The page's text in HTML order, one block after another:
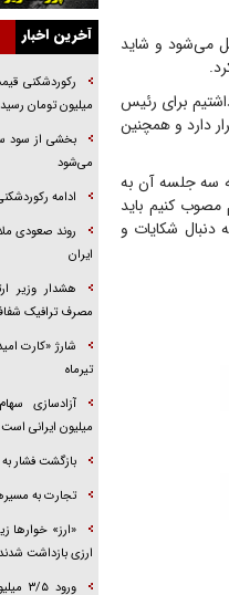
می‌شود و شاید
برای رئیس
دارد و همچنین
که سه جلسه آن به
کنیم باید
دنبال شکایات و
گفت‌وگو با
معنوی رهبر شهید را
همه آقای دوربینی
قصه ناتمام
آیا مقاومت
آخرین اخبار
میلیون تومان رسید
می‌شود
ادامه
روند صعودی
ایران
هشدار وزیر
مصرف ترافیک
تیرماه
میلیون ایرانی است
بازگشت فشار به
تجارت به
ارزی بازداشت شدند